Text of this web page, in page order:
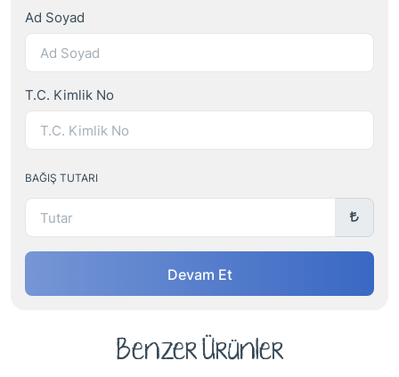
Ad Soyad
T.C. Kimlik No
BAĞIŞ TUTARI
Devam Et
Benzer Ürünler